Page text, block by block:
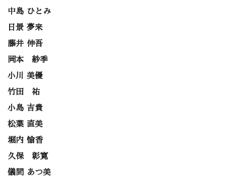
中島 ひとみ
日景 夢来
藤井 伸吾
岡本 紗季
小川 美優
竹田 祐
小島 吉貴
松葉 直美
堀内 愉香
久保 彰寛
儀間 あつ美